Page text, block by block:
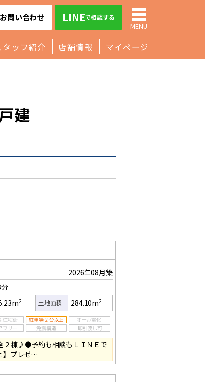
お問い合わせ LINEで相談する
MENU
タッフ紹介 店舗情報 マイページ
建
2026年08月築
2 土地面積 284.10m2
棟♪●予約も相談もＬＩＮＥで
】プレゼ…